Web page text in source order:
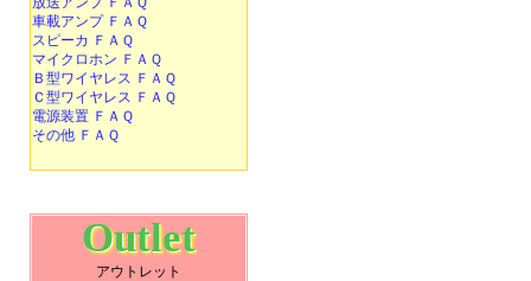
車載アンプ ＦＡＱ
スピーカ ＦＡＱ
マイクロホン ＦＡＱ
Ｂ型ワイヤレス ＦＡＱ
Ｃ型ワイヤレス ＦＡＱ
電源装置 ＦＡＱ
その他 ＦＡＱ
Outlet
アウトレット